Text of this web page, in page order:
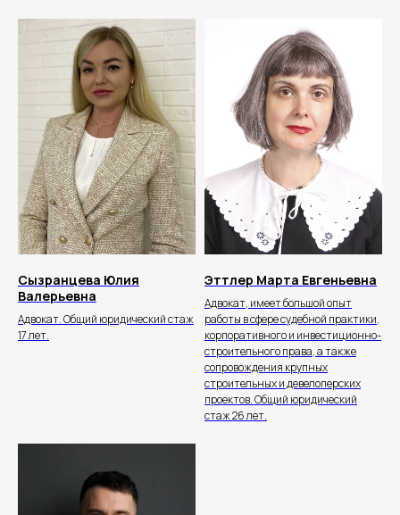
Сызранцева Юлия
Валерьевна
Адвокат. Общий юридический стаж
17 лет.
Эттлер Марта Евгеньевна
Адвокат, имеет большой опыт
работы в сфере судебной практики,
корпоративного и инвестиционно-
строительного права, а также
сопровождения крупных
строительных и девелоперских
проектов. Общий юридический
стаж 26 лет.
г. Симферополь, пр-т Победы, 74